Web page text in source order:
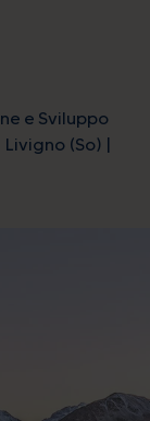
e Sviluppo
(So) |